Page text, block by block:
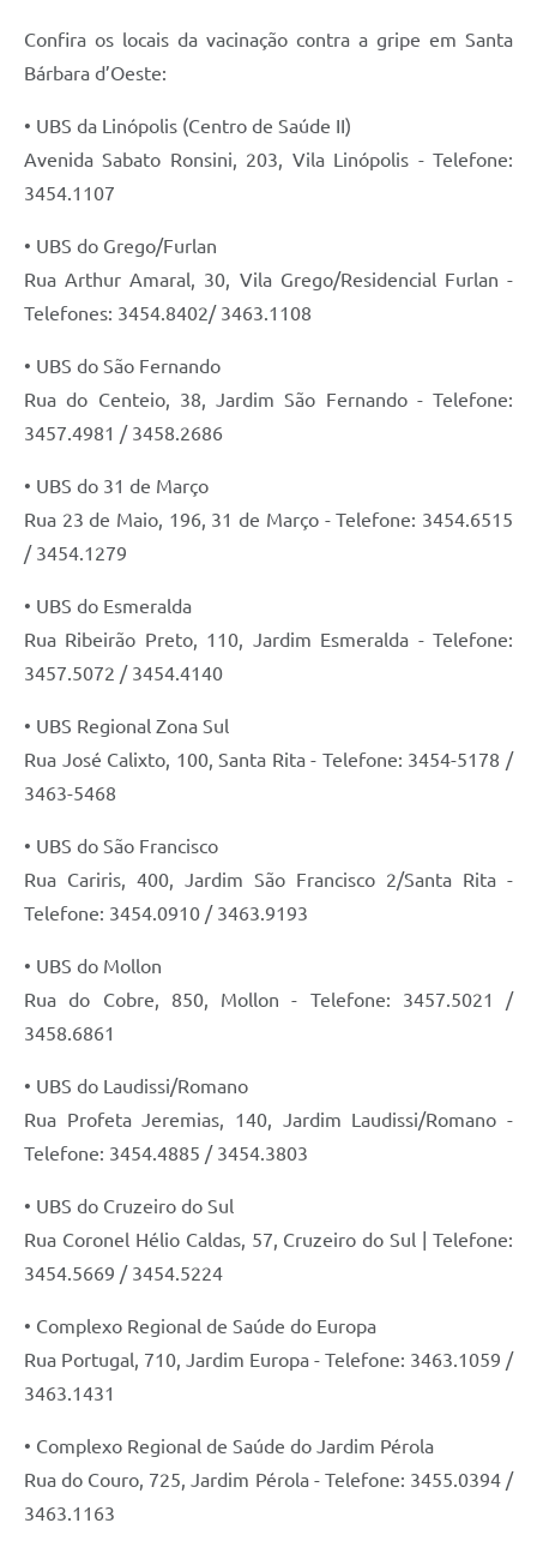
Confira os locais da vacinação contra a gripe em Santa
Bárbara d’Oeste:
• UBS da Linópolis (Centro de Saúde II)
Avenida Sabato Ronsini, 203, Vila Linópolis - Telefone:
3454.1107
• UBS do Grego/Furlan
Rua Arthur Amaral, 30, Vila Grego/Residencial Furlan -
Telefones: 3454.8402/ 3463.1108
• UBS do São Fernando
Rua do Centeio, 38, Jardim São Fernando - Telefone:
3457.4981 / 3458.2686
• UBS do 31 de Março
Rua 23 de Maio, 196, 31 de Março - Telefone: 3454.6515
/ 3454.1279
• UBS do Esmeralda
Rua Ribeirão Preto, 110, Jardim Esmeralda - Telefone:
3457.5072 / 3454.4140
• UBS Regional Zona Sul
Rua José Calixto, 100, Santa Rita - Telefone: 3454-5178 /
3463-5468
• UBS do São Francisco
Rua Cariris, 400, Jardim São Francisco 2/Santa Rita -
Telefone: 3454.0910 / 3463.9193
• UBS do Mollon
Rua do Cobre, 850, Mollon - Telefone: 3457.5021 /
3458.6861
• UBS do Laudissi/Romano
Rua Profeta Jeremias, 140, Jardim Laudissi/Romano -
Telefone: 3454.4885 / 3454.3803
• UBS do Cruzeiro do Sul
Rua Coronel Hélio Caldas, 57, Cruzeiro do Sul | Telefone:
3454.5669 / 3454.5224
• Complexo Regional de Saúde do Europa
Rua Portugal, 710, Jardim Europa - Telefone: 3463.1059 /
3463.1431
• Complexo Regional de Saúde do Jardim Pérola
Rua do Couro, 725, Jardim Pérola - Telefone: 3455.0394 /
3463.1163